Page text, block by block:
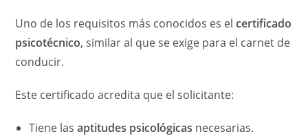
Uno de los requisitos más conocidos es elcertificado
psicotécnico, similar al que se exige para el carnet de
conducir.
Este certificado acredita que el solicitante:
Tiene lasaptitudes psicológicas necesarias.